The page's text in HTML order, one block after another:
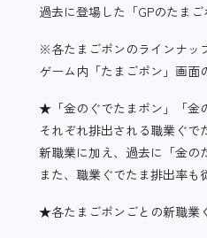
過去に登場した「GPのたま
※各たまごポンのラインナッ
ゲーム内「たまごポン」画面
★「金のぐでたまポン」「金
それぞれ排出される職業ぐで
新職業に加え、過去に「金の
また、職業ぐでたま排出率も
★各たまごポンごとの新職業